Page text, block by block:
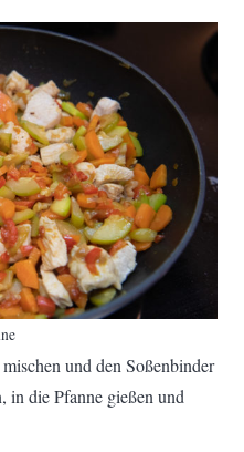
und den Soßenbinder
in die Pfanne gießen und